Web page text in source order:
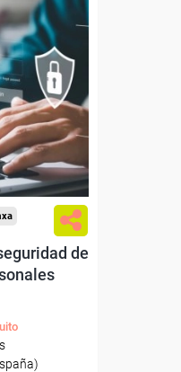
de